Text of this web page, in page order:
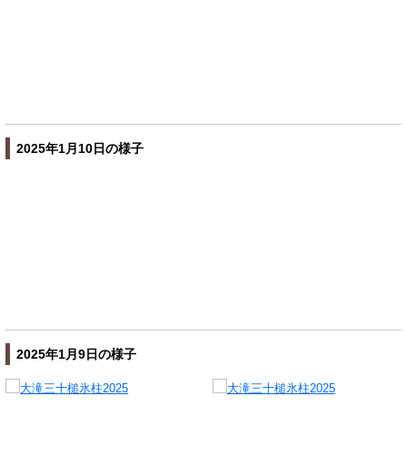
2025年1月10日の様子
2025年1月9日の様子